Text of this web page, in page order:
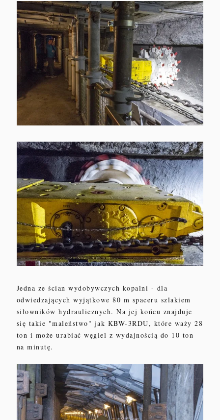
Jedna ze ścian wydobywczych kopalni - dla
odwiedzających wyjątkowe 80 m spaceru szlakiem
siłowników hydraulicznych. Na jej końcu znajduje
się takie "maleństwo" jak KBW-3RDU, które waży 28
ton i może urabiać węgiel z wydajnością do 10 ton
na minutę.